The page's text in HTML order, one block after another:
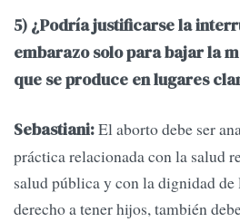
5) ¿Podría justificarse la
embarazo solo para bajar la
que se produce en lugares
Sebastiani:El aborto debe ser
práctica relacionada con la salud
salud pública y con la dignidad de
derecho a tener hijos, también